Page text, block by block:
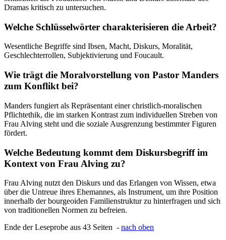
Dramas kritisch zu untersuchen.
Welche Schlüsselwörter charakterisieren die Arbeit?
Wesentliche Begriffe sind Ibsen, Macht, Diskurs, Moralität,
Geschlechterrollen, Subjektivierung und Foucault.
Wie trägt die Moralvorstellung von Pastor Manders
zum Konflikt bei?
Manders fungiert als Repräsentant einer christlich-moralischen
Pflichtethik, die im starken Kontrast zum individuellen Streben von
Frau Alving steht und die soziale Ausgrenzung bestimmter Figuren
fördert.
Welche Bedeutung kommt dem Diskursbegriff im
Kontext von Frau Alving zu?
Frau Alving nutzt den Diskurs und das Erlangen von Wissen, etwa
über die Untreue ihres Ehemannes, als Instrument, um ihre Position
innerhalb der bourgeoiden Familienstruktur zu hinterfragen und sich
von traditionellen Normen zu befreien.
Ende der Leseprobe aus 43 Seiten - nach oben